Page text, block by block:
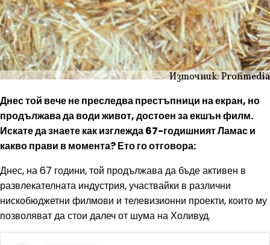
Източник: Profimedia
Днес той вече не преследва престъпници на екран, но
продължава да води живот, достоен за екшън филм.
Искате да знаете как изглежда 67-годишният Ламас и
какво прави в момента? Ето го отговора:
Днес, на 67 години, той продължава да бъде активен в
развлекателната индустрия, участвайки в различни
нискобюджетни филмови и телевизионни проекти, които му
позволяват да стои далеч от шума на Холивуд.